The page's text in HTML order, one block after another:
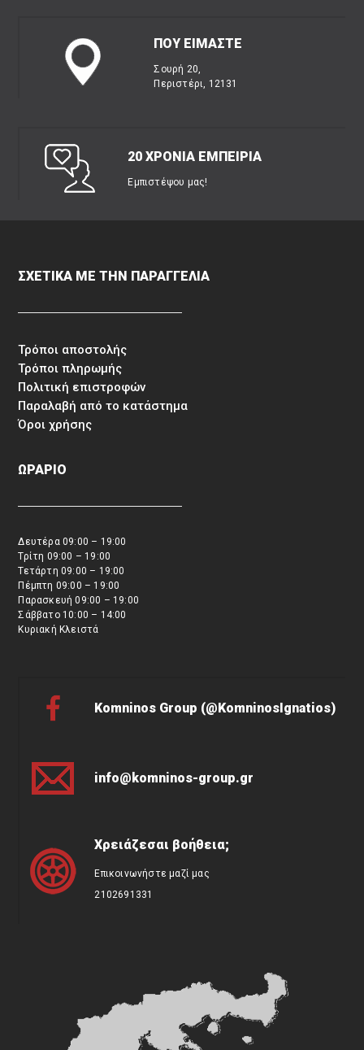
ΠΟΥ ΕΙΜΑΣΤΕ
Σουρή 20,
Περιστέρι, 12131
20 ΧΡΟΝΙΑ ΕΜΠΕΙΡΙΑ
Εμπιστέψου μας!
ΣΧΕΤΙΚΑ ΜΕ ΤΗΝ ΠΑΡΑΓΓΕΛΙΑ
Τρόποι αποστολής
Τρόποι πληρωμής
Πολιτική επιστροφών
Παραλαβή από το κατάστημα
Όροι χρήσης
ΩΡΑΡΙΟ
Δευτέρα 09:00 – 19:00
Τρίτη 09:00 – 19:00
Τετάρτη 09:00 – 19:00
Πέμπτη 09:00 – 19:00
Παρασκευή 09:00 – 19:00
Σάββατο 10:00 – 14:00
Κυριακή Κλειστά
Komninos Group (@KomninosIgnatios)
info@komninos-group.gr
Χρειάζεσαι βοήθεια;
Επικοινωνήστε μαζί μας
2102691331